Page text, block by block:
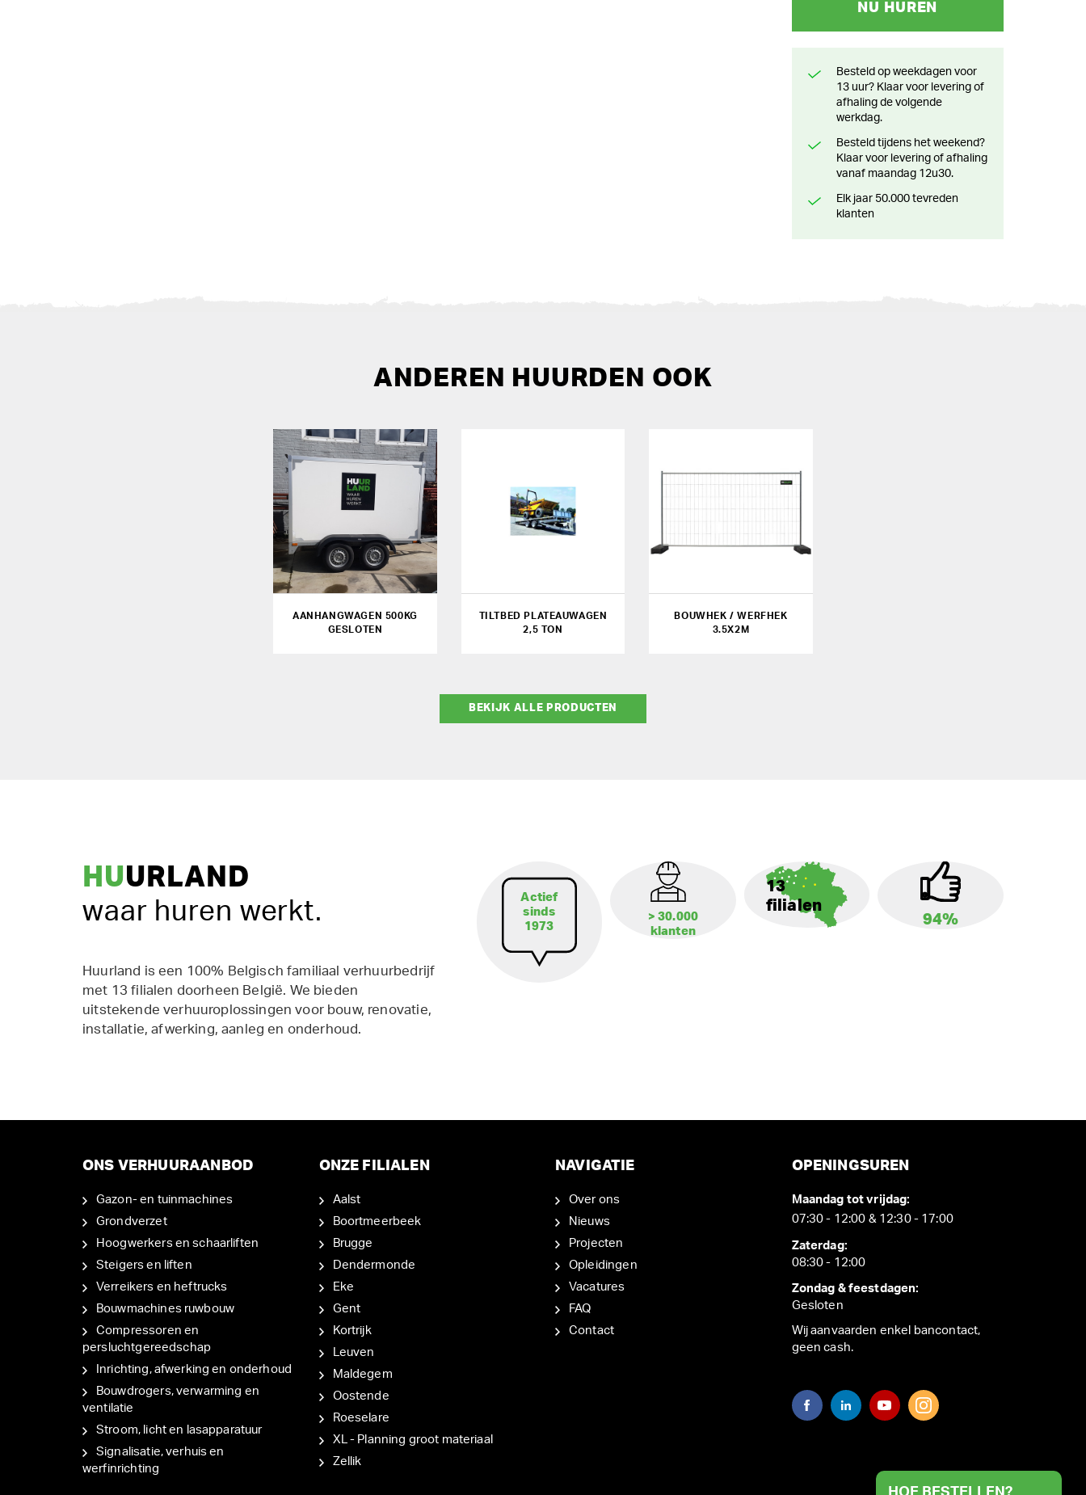
NU HUREN
Besteld op weekdagen voor
13 uur? Klaar voor levering of
afhaling de volgende
werkdag.
Besteld tijdens het weekend?
Klaar voor levering of afhaling
vanaf maandag 12u30.
Elk jaar 50.000 tevreden
klanten
ANDEREN HUURDEN OOK
AANHANGWAGEN 500KG
GESLOTEN
TILTBED PLATEAUWAGEN
2,5 TON
BOUWHEK / WERFHEK
3.5X2M
BEKIJK ALLE PRODUCTEN
HUURLAND
waar huren werkt.
Huurland is een 100% Belgisch familiaal verhuurbedrijf
met 13 filialen doorheen België. We bieden
uitstekende verhuuroplossingen voor bouw, renovatie,
installatie, afwerking, aanleg en onderhoud.
Actief
sinds
1973
> 30.000
klanten
13
filialen
94%
ONS VERHUURAANBOD
Gazon- en tuinmachines
Grondverzet
Hoogwerkers en schaarliften
Steigers en liften
Verreikers en heftrucks
Bouwmachines ruwbouw
Compressoren en
persluchtgereedschap
Inrichting, afwerking en onderhoud
Bouwdrogers, verwarming en
ventilatie
Stroom, licht en lasapparatuur
Signalisatie, verhuis en
werfinrichting
ONZE FILIALEN
Aalst
Boortmeerbeek
Brugge
Dendermonde
Eke
Gent
Kortrijk
Leuven
Maldegem
Oostende
Roeselare
XL - Planning groot materiaal
Zellik
NAVIGATIE
Over ons
Nieuws
Projecten
Opleidingen
Vacatures
FAQ
Contact
OPENINGSUREN
Maandag tot vrijdag:
07:30 - 12:00 & 12:30 - 17:00
Zaterdag:
08:30 - 12:00
Zondag & feestdagen:
Gesloten
Wij aanvaarden enkel bancontact,
geen cash.